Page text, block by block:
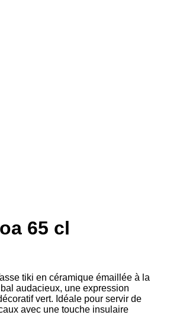
65 cl
tiki en céramique émaillée à la
audacieux, une expression
vert. Idéale pour servir de
avec une touche insulaire